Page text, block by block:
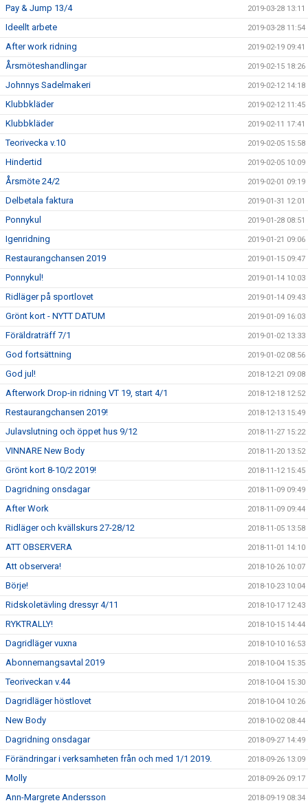
Pay & Jump 13/4 2019-03-28 13:11
Ideellt arbete 2019-03-28 11:54
After work ridning 2019-02-19 09:41
Årsmöteshandlingar 2019-02-15 18:26
Johnnys Sadelmakeri 2019-02-12 14:18
Klubbkläder 2019-02-12 11:45
Klubbkläder 2019-02-11 17:41
Teorivecka v.10 2019-02-05 15:58
Hindertid 2019-02-05 10:09
Årsmöte 24/2 2019-02-01 09:19
Delbetala faktura 2019-01-31 12:01
Ponnykul 2019-01-28 08:51
Igenridning 2019-01-21 09:06
Restaurangchansen 2019 2019-01-15 09:47
Ponnykul! 2019-01-14 10:03
Ridläger på sportlovet 2019-01-14 09:43
Grönt kort - NYTT DATUM 2019-01-09 16:03
Föräldraträff 7/1 2019-01-02 13:33
God fortsättning 2019-01-02 08:56
God jul! 2018-12-21 09:08
Afterwork Drop-in ridning VT 19, start 4/1 2018-12-18 12:52
Restaurangchansen 2019! 2018-12-13 15:49
Julavslutning och öppet hus 9/12 2018-11-27 15:22
VINNARE New Body 2018-11-20 13:52
Grönt kort 8-10/2 2019! 2018-11-12 15:45
Dagridning onsdagar 2018-11-09 09:49
After Work 2018-11-09 09:44
Ridläger och kvällskurs 27-28/12 2018-11-05 13:58
ATT OBSERVERA 2018-11-01 14:10
Att observera! 2018-10-26 10:07
Börje! 2018-10-23 10:04
Ridskoletävling dressyr 4/11 2018-10-17 12:43
RYKTRALLY! 2018-10-15 14:44
Dagridläger vuxna 2018-10-10 16:53
Abonnemangsavtal 2019 2018-10-04 15:35
Teoriveckan v.44 2018-10-04 15:30
Dagridläger höstlovet 2018-10-04 10:26
New Body 2018-10-02 08:44
Dagridning onsdagar 2018-09-27 14:49
Förändringar i verksamheten från och med 1/1 2019. 2018-09-26 13:09
Molly 2018-09-26 09:17
Ann-Margrete Andersson 2018-09-19 08:34